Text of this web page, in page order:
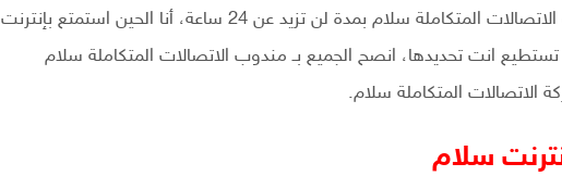
تمتعت بالأنترنت بعد اشتراكي مع مندوب الاتصالات المتكاملة سلام بمدة لن تزيد عن 24 ساعة، أنا الحين استمتع بإنترنت
انت تحديدها، انصح الجميع بـ مندوب الاتصالات المتكاملة سلام
الاتصالات المتكاملة سلام.
سلام